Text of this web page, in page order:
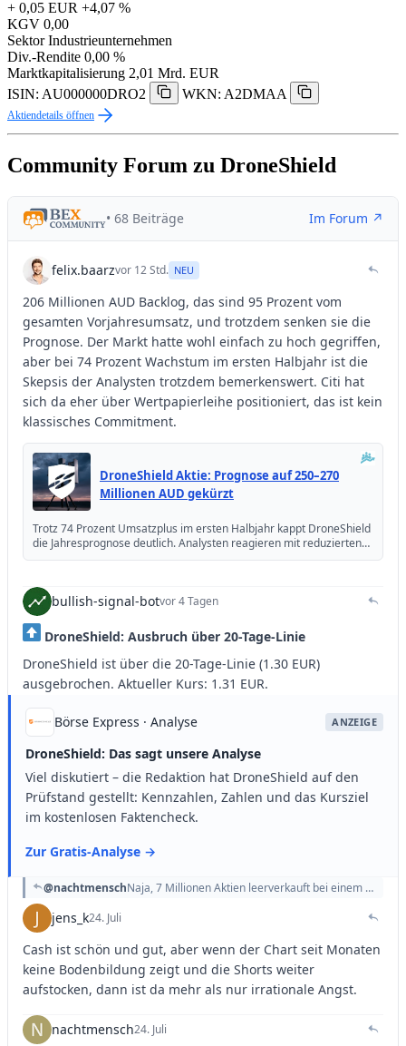
+ 0,05 EUR +4,07 %
KGV 0,00
Sektor Industrieunternehmen
Div.-Rendite 0,00 %
Marktkapitalisierung 2,01 Mrd. EUR
ISIN: AU000000DRO2
WKN: A2DMAA
Aktiendetails öffnen
Community Forum zu DroneShield